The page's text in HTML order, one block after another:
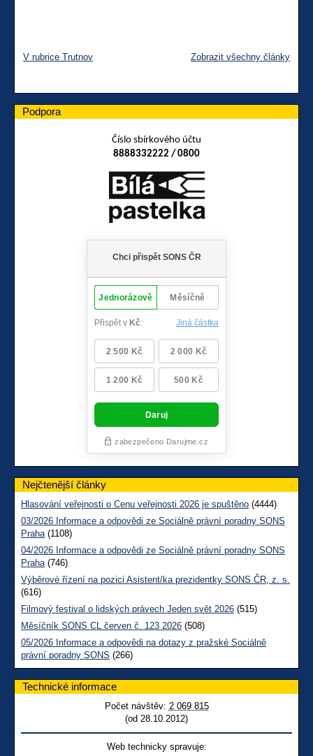
V rubrice Trutnov Zobrazit všechny články
Podpora
Číslo sbírkového účtu
8888332222 / 0800
Nejčtenější články
Hlasování veřejnosti o Cenu veřejnosti 2026 je spuštěno (4444)
03/2026 Informace a odpovědi ze Sociálně právní poradny SONS
Praha(1108)
04/2026 Informace a odpovědi ze Sociálně právní poradny SONS
Praha(746)
Výběrové řízení na pozici Asistent/ka prezidentky SONS ČR, z. s.
(616)
Filmový festival o lidských právech Jeden svět 2026 (515)
Měsíčník SONS CL červen č. 123 2026 (508)
05/2026 Informace a odpovědi na dotazy z pražské Sociálně
právní poradny SONS (266)
Technické informace
Počet návštěv: 2 069 815
(od 28.10.2012)
Web technicky spravuje: